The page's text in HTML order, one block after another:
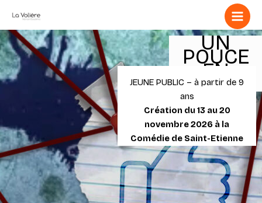
contenu
UN
POUCE
EN
CAVALE
JEUNE PUBLIC – à partir de 9
ans
Création du 13 au 20
novembre 2026 à la
Comédie de Saint-Etienne